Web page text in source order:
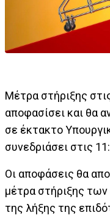
Μέτρα στήριξης
αποφασίσει και θα
σε έκτακτο
συνεδριάσει στις
Οι αποφάσεις θα
μέτρα στήριξης
της λήξης της